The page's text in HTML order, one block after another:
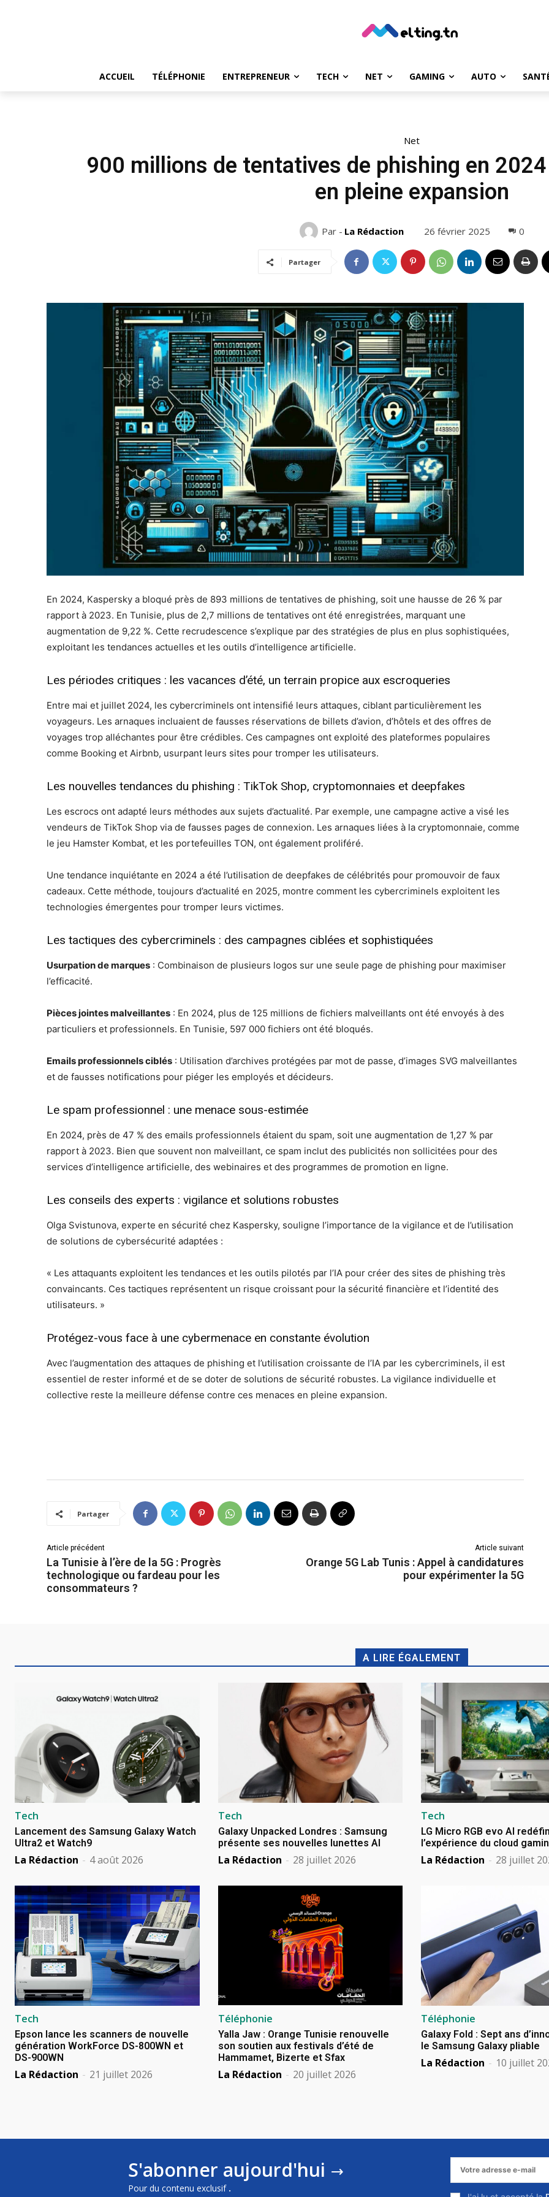
ACCUEIL TÉLÉPHONIE ENTREPRENEUR TECH NET GAMING AUTO
Net
900 millions de tentatives de phishing en
en pleine expansion
Par - La Rédaction 26 février 2025 0
Partager
En 2024, Kaspersky a bloqué près de 893 millions de tentatives de phishing, soit une hausse de 26 % par
rapport à 2023. En Tunisie, plus de 2,7 millions de tentatives ont été enregistrées, marquant une
augmentation de 9,22 %. Cette recrudescence s’explique par des stratégies de plus en plus sophistiquées,
exploitant les tendances actuelles et les outils d’intelligence artificielle.
Les périodes critiques : les vacances d’été, un terrain propice aux escroqueries
Entre mai et juillet 2024, les cybercriminels ont intensifié leurs attaques, ciblant particulièrement les
voyageurs. Les arnaques incluaient de fausses réservations de billets d’avion, d’hôtels et des offres de
voyages trop alléchantes pour être crédibles. Ces campagnes ont exploité des plateformes populaires
comme Booking et Airbnb, usurpant leurs sites pour tromper les utilisateurs.
Les nouvelles tendances du phishing : TikTok Shop, cryptomonnaies et deepfakes
Les escrocs ont adapté leurs méthodes aux sujets d’actualité. Par exemple, une campagne active a visé les
vendeurs de TikTok Shop via de fausses pages de connexion. Les arnaques liées à la cryptomonnaie, comme
le jeu Hamster Kombat, et les portefeuilles TON, ont également proliféré.
Une tendance inquiétante en 2024 a été l’utilisation de deepfakes de célébrités pour promouvoir de faux
cadeaux. Cette méthode, toujours d’actualité en 2025, montre comment les cybercriminels exploitent les
technologies émergentes pour tromper leurs victimes.
Les tactiques des cybercriminels : des campagnes ciblées et sophistiquées
Usurpation de marques : Combinaison de plusieurs logos sur une seule page de phishing pour maximiser
l’efficacité.
Pièces jointes malveillantes : En 2024, plus de 125 millions de fichiers malveillants ont été envoyés à des
particuliers et professionnels. En Tunisie, 597 000 fichiers ont été bloqués.
Emails professionnels ciblés : Utilisation d’archives protégées par mot de passe, d’images SVG malveillantes
et de fausses notifications pour piéger les employés et décideurs.
Le spam professionnel : une menace sous-estimée
En 2024, près de 47 % des emails professionnels étaient du spam, soit une augmentation de 1,27 % par
rapport à 2023. Bien que souvent non malveillant, ce spam inclut des publicités non sollicitées pour des
services d’intelligence artificielle, des webinaires et des programmes de promotion en ligne.
Les conseils des experts : vigilance et solutions robustes
Olga Svistunova, experte en sécurité chez Kaspersky, souligne l’importance de la vigilance et de l’utilisation
de solutions de cybersécurité adaptées :
« Les attaquants exploitent les tendances et les outils pilotés par l’IA pour créer des sites de phishing très
convaincants. Ces tactiques représentent un risque croissant pour la sécurité financière et l’identité des
utilisateurs. »
Protégez-vous face à une cybermenace en constante évolution
Avec l’augmentation des attaques de phishing et l’utilisation croissante de l’IA par les cybercriminels, il est
essentiel de rester informé et de se doter de solutions de sécurité robustes. La vigilance individuelle et
collective reste la meilleure défense contre ces menaces en pleine expansion.
Partager
Article précédent
La Tunisie à l’ère de la 5G : Progrès
technologique ou fardeau pour les
consommateurs ?
Article suivant
Orange 5G Lab Tunis : Appel à candidatures
pour expérimenter la 5G
A LIRE ÉGALEMENT
Tech
Lancement des Samsung Galaxy Watch
Ultra2 et Watch9
La Rédaction - 4 août 2026
Tech
Galaxy Unpacked Londres : Samsung
présente ses nouvelles lunettes AI
La Rédaction - 28 juillet 2026
Tech
LG Micro RGB evo AI
l’expérience du cloud
La Rédaction - 28 juillet
Tech
Epson lance les scanners de nouvelle
génération WorkForce DS-800WN et
DS-900WN
La Rédaction - 21 juillet 2026
Téléphonie
Yalla Jaw : Orange Tunisie renouvelle
son soutien aux festivals d’été de
Hammamet, Bizerte et Sfax
La Rédaction - 20 juillet 2026
Téléphonie
Galaxy Fold : Sept ans
le Samsung Galaxy pliable
La Rédaction - 10 juillet
S'abonner aujourd'hui
Pour du contenu exclusif .